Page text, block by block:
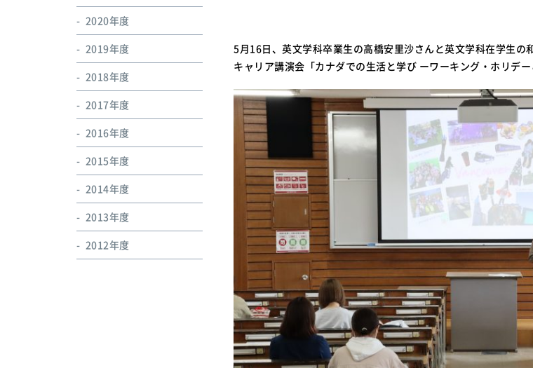
5月16日、英文学科卒業生の高橋安里沙さんと英文学科在学生の
キャリア講演会「カナダでの生活と学び ーワーキング・ホリデー
2020年度
2019年度
2018年度
2017年度
2016年度
2015年度
2014年度
2013年度
2012年度